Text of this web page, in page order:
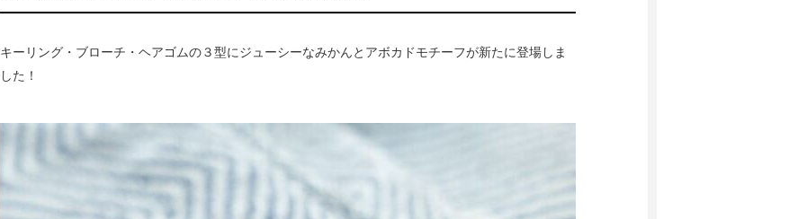
キーリング・ブローチ・ヘアゴムの３型にジューシーなみかんとアボカドモチーフが新たに登場しま
した！